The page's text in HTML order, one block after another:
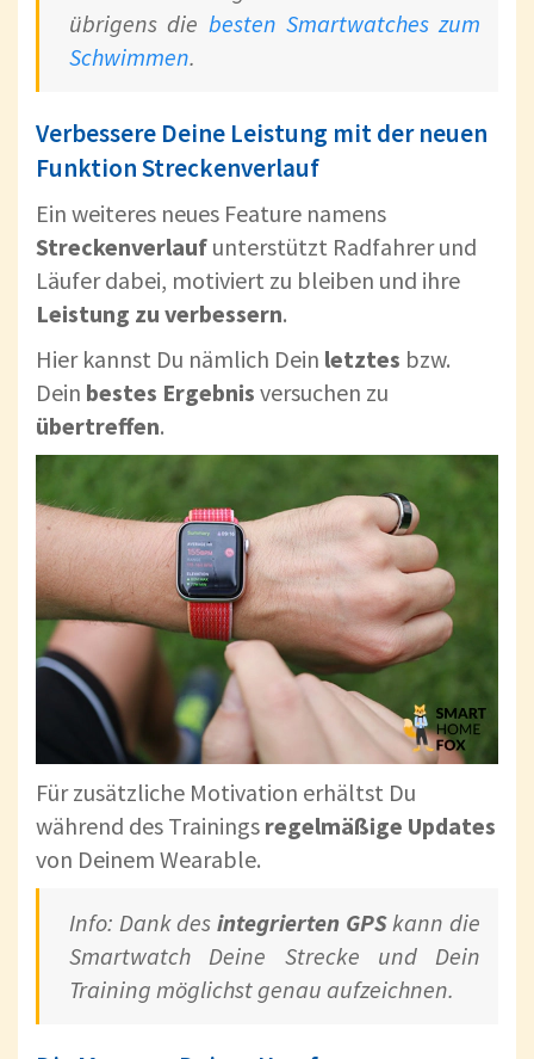
übrigens die besten Smartwatches zum
Schwimmen.
Verbessere Deine Leistung mit der neuen
Funktion Streckenverlauf
Ein weiteres neues Feature namens
Streckenverlauf unterstützt Radfahrer und
Läufer dabei, motiviert zu bleiben und ihre
Leistung zu verbessern.
Hier kannst Du nämlich Dein letztes bzw.
Dein bestes Ergebnis versuchen zu
übertreffen.
Für zusätzliche Motivation erhältst Du
während des Trainings regelmäßige Updates
von Deinem Wearable.
Info: Dank des integrierten GPSkann die
Smartwatch Deine Strecke und Dein
Training möglichst genau aufzeichnen.